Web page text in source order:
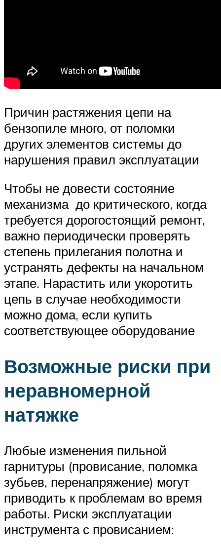
Причин растяжения цепи на
бензопиле много, от поломки
других элементов системы до
нарушения правил эксплуатации
Чтобы не довести состояние
механизма до критического, когда
требуется дорогостоящий ремонт,
важно периодически проверять
степень прилегания полотна и
устранять дефекты на начальном
этапе. Нарастить или укоротить
цепь в случае необходимости
можно дома, если купить
соответствующее оборудование
Возможные риски при
неравномерной
натяжке
Любые изменения пильной
гарнитуры (провисание, поломка
зубьев, перенапряжение) могут
приводить к проблемам во время
работы. Риски эксплуатации
инструмента с провисанием: